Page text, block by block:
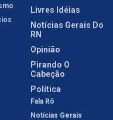
Livres Idéias
Notícias Gerais Do
RN
Opinião
Pirando O
Cabeção
Política
Fala Rô
Notícias Gerais